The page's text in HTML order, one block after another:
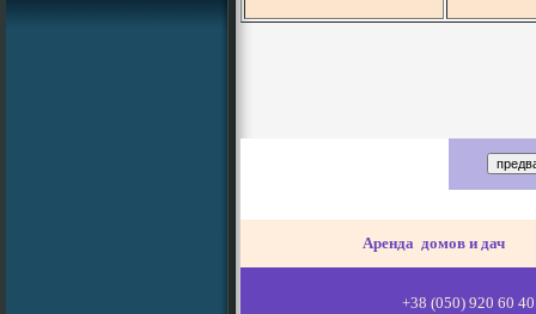
Аренда домов и дач
+38 (050) 920